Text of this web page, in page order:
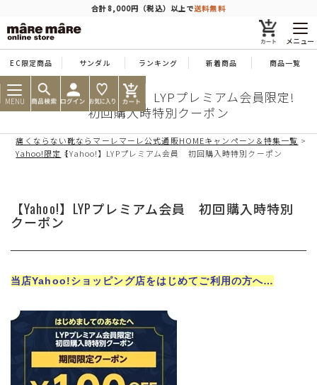
合計8,000円（税込）以上で送料無料
メニュー
EC限定商品 サンダル ランキング 新着商品 商品一覧
MENUYahoo!ショッピング LYPプレミアム会員限定!
初回購入時特別クーポン
痛くならない靴ならマーレマーレ公式通販HOMEキャンペーン＆特集一覧
Yahoo!限定 【Yahoo!】LYPプレミアム会員 初回購入時特別クーポン
【Yahoo!】LYPプレミアム会員 初回購入時特別
クーポン
当店Yahoo!ショッピング店をはじめてご利用の方へ…
商品を探す
人気ワード #コンフォート #パンプス
特徴